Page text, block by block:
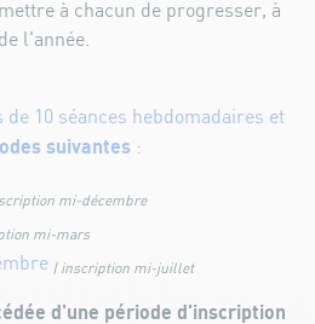
à chacun de progresser, à
l'année.
10 séances hebdomadaires et
suivantes :
mi-décembre
mi-mars
| inscription mi-juillet
d'une période d'inscription